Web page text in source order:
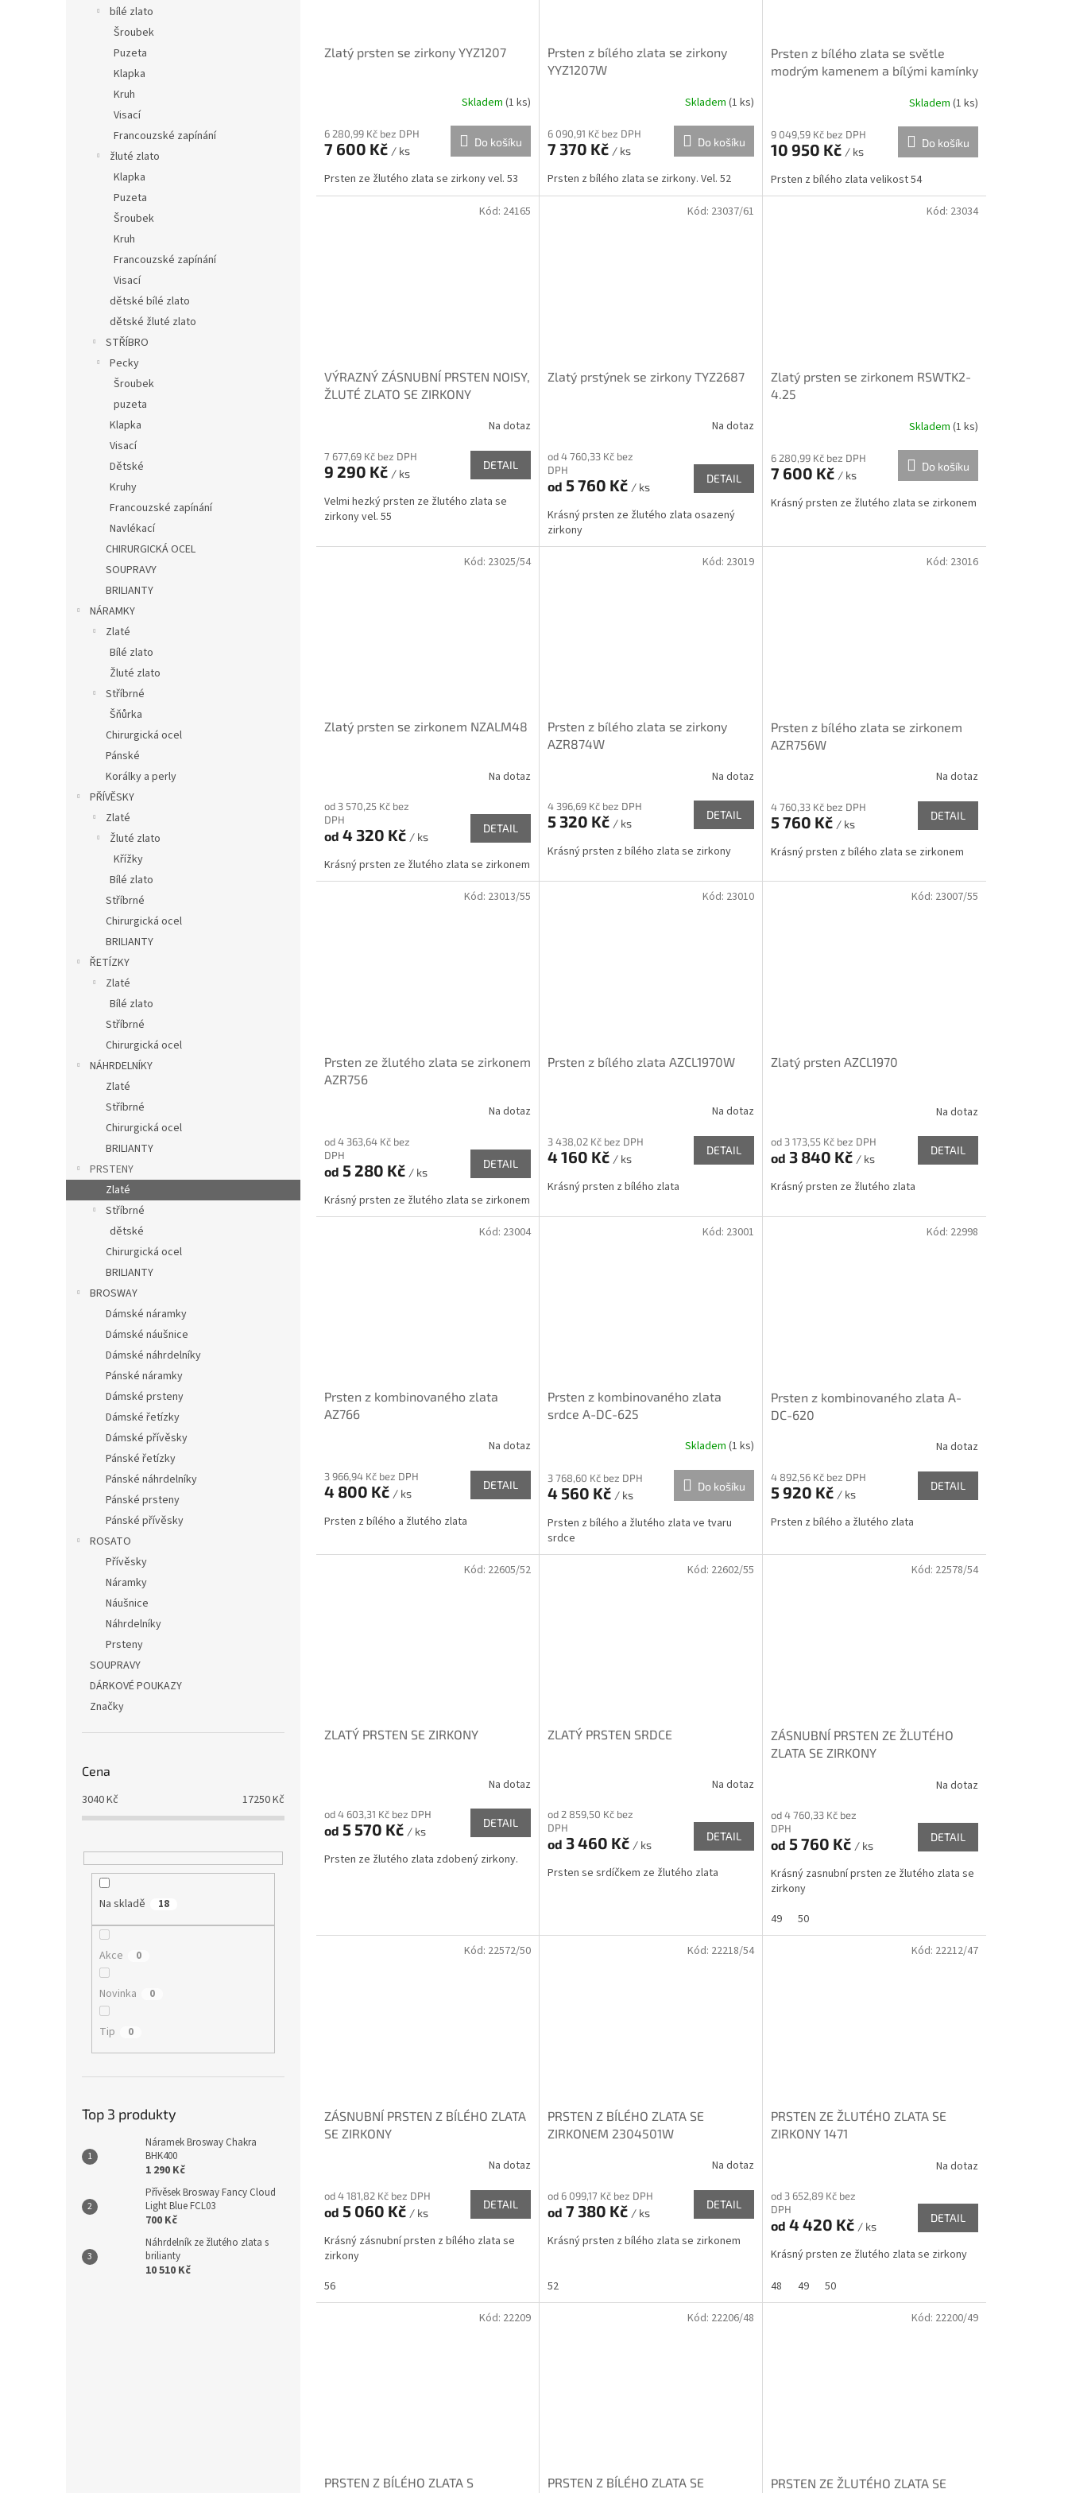
bílé zlato
Šroubek
Puzeta
Klapka
Kruh
Visací
Francouzské zapínání
žluté zlato
Klapka
Puzeta
Šroubek
Kruh
Francouzské zapínání
Visací
dětské bílé zlato
dětské žluté zlato
STŘÍBRO
Pecky
Šroubek
puzeta
Klapka
Visací
Dětské
Kruhy
Francouzské zapínání
Navlékací
CHIRURGICKÁ OCEL
SOUPRAVY
BRILIANTY
NÁRAMKY
Zlaté
Bílé zlato
Žluté zlato
Stříbrné
Šňůrka
Chirurgická ocel
Pánské
Korálky a perly
PŘÍVĚSKY
Zlaté
Žluté zlato
Křížky
Bílé zlato
Stříbrné
Chirurgická ocel
BRILIANTY
ŘETÍZKY
Zlaté
Bílé zlato
Stříbrné
Chirurgická ocel
NÁHRDELNÍKY
Zlaté
Stříbrné
Chirurgická ocel
BRILIANTY
PRSTENY
Zlaté
Stříbrné
dětské
Chirurgická ocel
BRILIANTY
BROSWAY
Dámské náramky
Dámské náušnice
Dámské náhrdelníky
Pánské náramky
Dámské prsteny
Dámské řetízky
Dámské přívěsky
Pánské řetízky
Pánské náhrdelníky
Pánské prsteny
Pánské přívěsky
ROSATO
Přívěsky
Náramky
Náušnice
Náhrdelníky
Prsteny
SOUPRAVY
DÁRKOVÉ POUKAZY
Značky
Cena
3040Kč 17250Kč
Na skladě 18
Akce 0
Novinka 0
Tip 0
Top 3 produkty
Náramek Brosway Chakra
BHK400
1 290 Kč
Přívěsek Brosway Fancy Cloud
Light Blue FCL03
700 Kč
Náhrdelník ze žlutého zlata s
brilianty
10 510 Kč
Zlatý prsten se zirkony YYZ1207
Skladem (1 ks)
6 280,99 Kč bez DPH
7 600 Kč / ks
Do košíku
Prsten ze žlutého zlata se zirkony vel. 53
Prsten z bílého zlata se zirkony
YYZ1207W
Skladem (1 ks)
6 090,91 Kč bez DPH
7 370 Kč / ks
Do košíku
Prsten z bílého zlata se zirkony. Vel. 52
Prsten z bílého zlata se světle
modrým kamenem a bílými kamínky
Skladem (1 ks)
9 049,59 Kč bez DPH
10 950 Kč / ks
Do košíku
Prsten z bílého zlata velikost 54
VÝRAZNÝ ZÁSNUBNÍ PRSTEN NOISY,
ŽLUTÉ ZLATO SE ZIRKONY
Na dotaz
7 677,69 Kč bez DPH
9 290 Kč / ks
DETAIL
Velmi hezký prsten ze žlutého zlata se
zirkony vel. 55
Kód: 24165
Zlatý prstýnek se zirkony TYZ2687
Na dotaz
od 4 760,33 Kč bez
DPH
od 5 760 Kč / ks
DETAIL
Krásný prsten ze žlutého zlata osazený
zirkony
Kód: 23037/61
Zlatý prsten se zirkonem RSWTK2-
4.25
Skladem (1 ks)
6 280,99 Kč bez DPH
7 600 Kč / ks
Do košíku
Krásný prsten ze žlutého zlata se zirkonem
Kód: 23034
Zlatý prsten se zirkonem NZALM48
Na dotaz
od 3 570,25 Kč bez
DPH
od 4 320 Kč / ks
DETAIL
Krásný prsten ze žlutého zlata se zirkonem
Kód: 23025/54
Prsten z bílého zlata se zirkony
AZR874W
Na dotaz
4 396,69 Kč bez DPH
5 320 Kč / ks
DETAIL
Krásný prsten z bílého zlata se zirkony
Kód: 23019
Prsten z bílého zlata se zirkonem
AZR756W
Na dotaz
4 760,33 Kč bez DPH
5 760 Kč / ks
DETAIL
Krásný prsten z bílého zlata se zirkonem
Kód: 23016
Prsten ze žlutého zlata se zirkonem
AZR756
Na dotaz
od 4 363,64 Kč bez
DPH
od 5 280 Kč / ks
DETAIL
Krásný prsten ze žlutého zlata se zirkonem
Kód: 23013/55
Prsten z bílého zlata AZCL1970W
Na dotaz
3 438,02 Kč bez DPH
4 160 Kč / ks
DETAIL
Krásný prsten z bílého zlata
Kód: 23010
Zlatý prsten AZCL1970
Na dotaz
od 3 173,55 Kč bez DPH
od 3 840 Kč / ks
DETAIL
Krásný prsten ze žlutého zlata
Kód: 23007/55
Prsten z kombinovaného zlata
AZ766
Na dotaz
3 966,94 Kč bez DPH
4 800 Kč / ks
DETAIL
Prsten z bílého a žlutého zlata
Kód: 23004
Prsten z kombinovaného zlata
srdce A-DC-625
Skladem (1 ks)
3 768,60 Kč bez DPH
4 560 Kč / ks
Do košíku
Prsten z bílého a žlutého zlata ve tvaru
srdce
Kód: 23001
Prsten z kombinovaného zlata A-
DC-620
Na dotaz
4 892,56 Kč bez DPH
5 920 Kč / ks
DETAIL
Prsten z bílého a žlutého zlata
Kód: 22998
ZLATÝ PRSTEN SE ZIRKONY
Na dotaz
od 4 603,31 Kč bez DPH
od 5 570 Kč / ks
DETAIL
Prsten ze žlutého zlata zdobený zirkony.
Kód: 22605/52
ZLATÝ PRSTEN SRDCE
Na dotaz
od 2 859,50 Kč bez
DPH
od 3 460 Kč / ks
DETAIL
Prsten se srdíčkem ze žlutého zlata
Kód: 22602/55
ZÁSNUBNÍ PRSTEN ZE ŽLUTÉHO
ZLATA SE ZIRKONY
Na dotaz
od 4 760,33 Kč bez
DPH
od 5 760 Kč / ks
DETAIL
Krásný zasnubní prsten ze žlutého zlata se
zirkony
49
50
Kód: 22578/54
ZÁSNUBNÍ PRSTEN Z BÍLÉHO ZLATA
SE ZIRKONY
Na dotaz
od 4 181,82 Kč bez DPH
od 5 060 Kč / ks
DETAIL
Krásný zásnubní prsten z bílého zlata se
zirkony
56
Kód: 22572/50
PRSTEN Z BÍLÉHO ZLATA SE
ZIRKONEM 2304501W
Na dotaz
od 6 099,17 Kč bez DPH
od 7 380 Kč / ks
DETAIL
Krásný prsten z bílého zlata se zirkonem
52
Kód: 22218/54
PRSTEN ZE ŽLUTÉHO ZLATA SE
ZIRKONY 1471
Na dotaz
od 3 652,89 Kč bez
DPH
od 4 420 Kč / ks
DETAIL
Krásný prsten ze žlutého zlata se zirkony
48
49 50
Kód: 22212/47
PRSTEN Z BÍLÉHO ZLATA S
Kód: 22209
PRSTEN Z BÍLÉHO ZLATA SE
Kód: 22206/48
PRSTEN ZE ŽLUTÉHO ZLATA SE
Kód: 22200/49